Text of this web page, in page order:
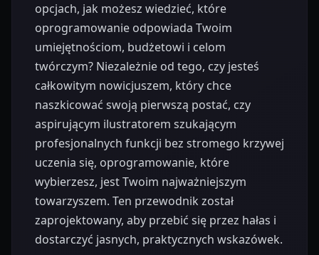
opcjach, jak możesz wiedzieć, które
oprogramowanie odpowiada Twoim
umiejętnościom, budżetowi i celom
twórczym? Niezależnie od tego, czy jesteś
całkowitym nowicjuszem, który chce
naszkicować swoją pierwszą postać, czy
aspirującym ilustratorem szukającym
profesjonalnych funkcji bez stromego krzywej
uczenia się, oprogramowanie, które
wybierzesz, jest Twoim najważniejszym
towarzyszem. Ten przewodnik został
zaprojektowany, aby przebić się przez hałas i
dostarczyć jasnych, praktycznych wskazówek.